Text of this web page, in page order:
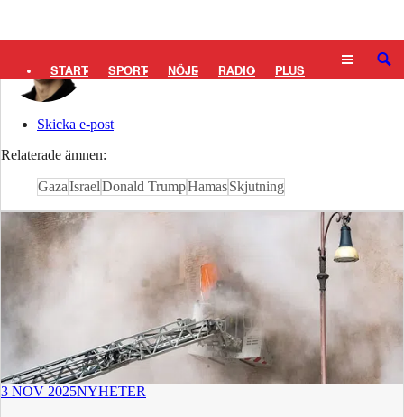
START SPORT NÖJE RADIO PLUS SÖK
Filip Elofsson
Skicka e-post
Relaterade ämnen:
GazaIsraelDonald TrumpHamasSkjutning
3 NOV 2025NYHETER